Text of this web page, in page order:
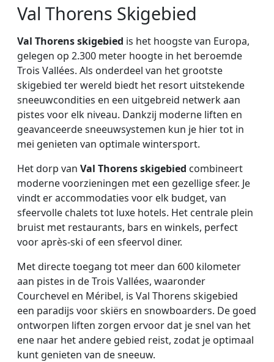
Val Thorens Skigebied
Val Thorens skigebied is het hoogste van Europa,
gelegen op 2.300 meter hoogte in het beroemde
Trois Vallées. Als onderdeel van het grootste
skigebied ter wereld biedt het resort uitstekende
sneeuwcondities en een uitgebreid netwerk aan
pistes voor elk niveau. Dankzij moderne liften en
geavanceerde sneeuwsystemen kun je hier tot in
mei genieten van optimale wintersport.
Het dorp van Val Thorens skigebied combineert
moderne voorzieningen met een gezellige sfeer. Je
vindt er accommodaties voor elk budget, van
sfeervolle chalets tot luxe hotels. Het centrale plein
bruist met restaurants, bars en winkels, perfect
voor après-ski of een sfeervol diner.
Met directe toegang tot meer dan 600 kilometer
aan pistes in de Trois Vallées, waaronder
Courchevel en Méribel, is Val Thorens skigebied
een paradijs voor skiërs en snowboarders. De goed
ontworpen liften zorgen ervoor dat je snel van het
ene naar het andere gebied reist, zodat je optimaal
kunt genieten van de sneeuw.